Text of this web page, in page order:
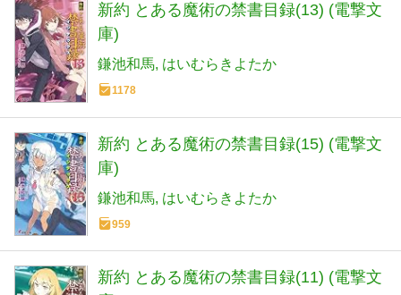
新約 とある魔術の禁書目録(13) (電撃文
庫)
鎌池和馬 はいむらきよたか
1178
新約 とある魔術の禁書目録(15) (電撃文
庫)
鎌池和馬 はいむらきよたか
959
新約 とある魔術の禁書目録(11) (電撃文